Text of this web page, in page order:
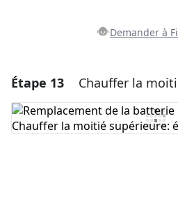
Demander à
Ajouter un
Ajouter un commentaire
Étape 13 Chauffer la